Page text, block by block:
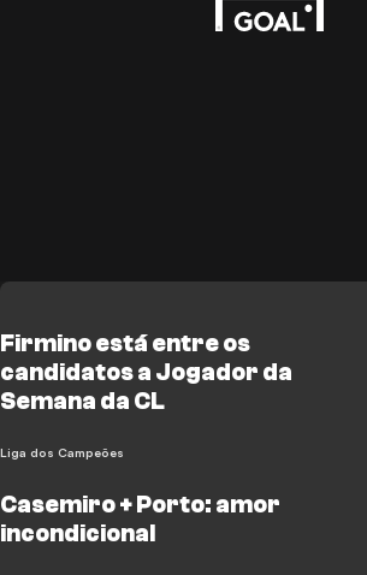
Firmino está entre os
candidatos a Jogador da
Semana da CL
Liga dos Campeões
Casemiro + Porto: amor
incondicional